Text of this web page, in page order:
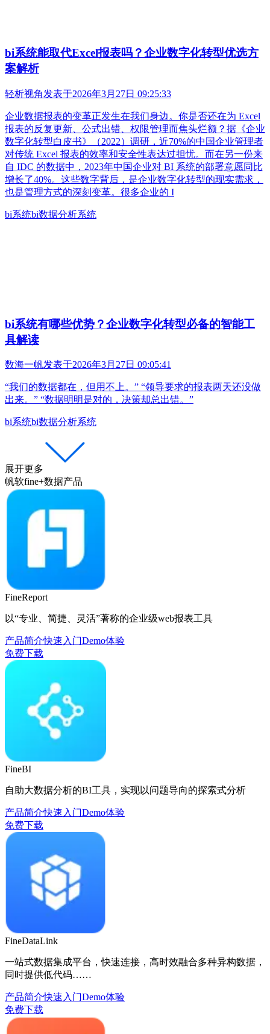
bi系统能取代Excel报表吗？企业数字化转型优选方
案解析
轻析视角发表于2026年3月27日 09:25:33
企业数据报表的变革正发生在我们身边。你是否还在为 Excel
报表的反复更新、公式出错、权限管理而焦头烂额？据《企业
数字化转型白皮书》（2022）调研，近70%的中国企业管理者
对传统 Excel 报表的效率和安全性表达过担忧。而在另一份来
自 IDC 的数据中，2023年中国企业对 BI 系统的部署意愿同比
增长了40%。这些数字背后，是企业数字化转型的现实需求，
也是管理方式的深刻变革。很多企业的 I
bi系统bi数据分析系统
bi系统有哪些优势？企业数字化转型必备的智能工
具解读
数海一帆发表于2026年3月27日 09:05:41
“我们的数据都在，但用不上。” “领导要求的报表两天还没做
出来。” “数据明明是对的，决策却总出错。”
bi系统bi数据分析系统
展开更多
帆软fine+数据产品
FineReport
以“专业、简捷、灵活”著称的企业级web报表工具
产品简介快速入门Demo体验
免费下载
FineBI
自助大数据分析的BI工具，实现以问题导向的探索式分析
产品简介快速入门Demo体验
免费下载
FineDataLink
一站式数据集成平台，快速连接，高时效融合多种异构数据，
同时提供低代码……
产品简介快速入门Demo体验
免费下载